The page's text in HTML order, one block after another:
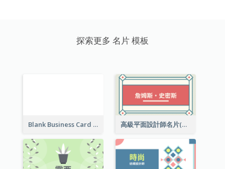
探索更多 名片 模板
Blank Business Card 高級平面設計師名片(附工作室地址)